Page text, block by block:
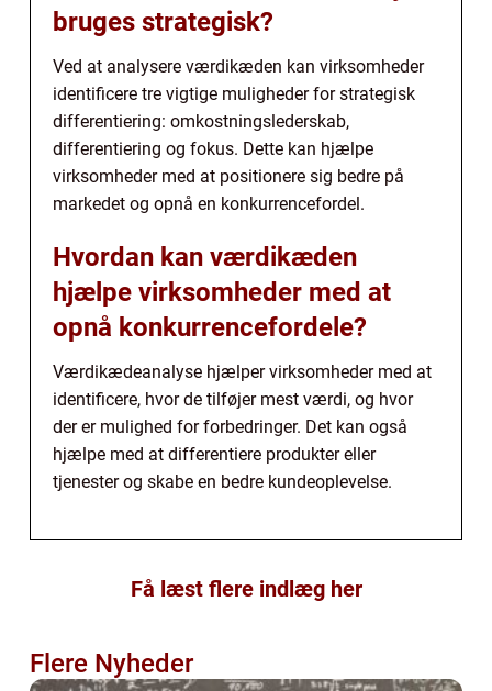
bruges strategisk?
Ved at analysere værdikæden kan virksomheder
identificere tre vigtige muligheder for strategisk
differentiering: omkostningslederskab,
differentiering og fokus. Dette kan hjælpe
virksomheder med at positionere sig bedre på
markedet og opnå en konkurrencefordel.
Hvordan kan værdikæden
hjælpe virksomheder med at
opnå konkurrencefordele?
Værdikædeanalyse hjælper virksomheder med at
identificere, hvor de tilføjer mest værdi, og hvor
der er mulighed for forbedringer. Det kan også
hjælpe med at differentiere produkter eller
tjenester og skabe en bedre kundeoplevelse.
Få læst flere indlæg her
Flere Nyheder